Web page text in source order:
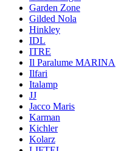
Garden Zone
Gilded Nola
Hinkley
IDL
ITRE
Il Paralume MARINA
Ilfari
Italamp
JJ
Jacco Maris
Karman
Kichler
Kolarz